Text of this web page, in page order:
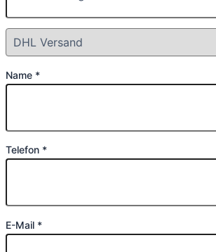
Name *
Telefon *
E-Mail *